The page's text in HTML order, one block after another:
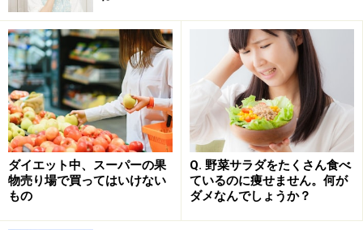
「ノンオイルなら安心」と思いがちですが、実はノンオ
イルと表示できるのは油脂分3％以内の場合で、油分が
まったくゼロとは限りません。またノンオイルドレッシ
ングはサラッとしているためかけ過ぎになりやすく、結
果的にカロリーや塩分の摂取量が増えてしまうことがあ
ります。ノンオイルやハーフマヨネーズはカロリーが低
い分、コクやとろみを補うために甘味料や添加物が多く
含まれているケースもあるため、購入前に成分表示をよ
く確認することが大切です。
ダイエット中、スーパーの果
物売り場で買ってはいけない
もの
Q. 野菜サラダをたくさん食べ
ているのに痩せません。何が
ダメなんでしょうか？